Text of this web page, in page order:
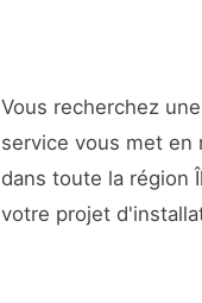
Vous recherchez
service vous met en
dans toute la région
votre projet